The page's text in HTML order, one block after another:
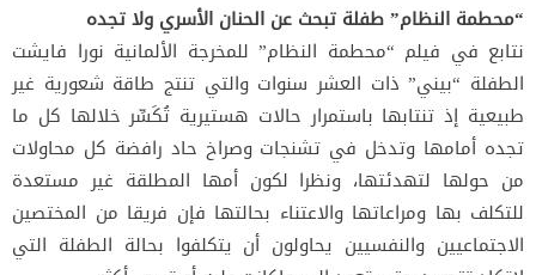
“محطمة النظام” طفلة تبحث عن الحنان الأسري ولا تجده
نتابع في فيلم “محطمة النظام” للمخرجة الألمانية نورا فايشت
الطفلة “بيني” ذات العشر سنوات والتي تنتج طاقة شعورية غير
طبيعية إذ تنتابها باستمرار حالات هستيرية تُكَسِّر خلالها كل ما
تجده أمامها وتدخل في تشنجات وصراخ حاد رافضة كل محاولات
من حولها لتهدئتها، ونظرا لكون أمها المطلقة غير مستعدة
للتكلف بها ومراعاتها والاعتناء بحالتها فإن فريقا من المختصين
الاجتماعيين والنفسيين يحاولون أن يتكلفوا بحالة الطفلة التي